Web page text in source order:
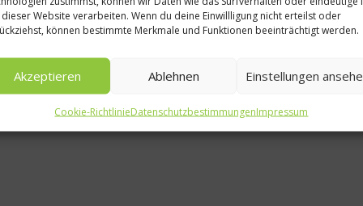
dieser Website verarbeiten. Wenn du deine Einwillligung nicht erteilst oder
können bestimmte Merkmale und Funktionen beeinträchtigt werden.
Akzeptieren Ablehnen Einstellungen
Cookie-RichtlinieDatenschutzbestimmungenImpressum
Rote-